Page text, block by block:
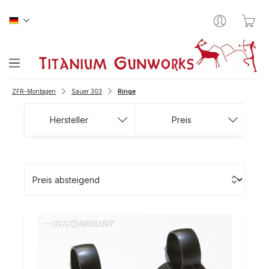
ZFR-Montagen Sauer 303 Ringe
Hersteller Preis